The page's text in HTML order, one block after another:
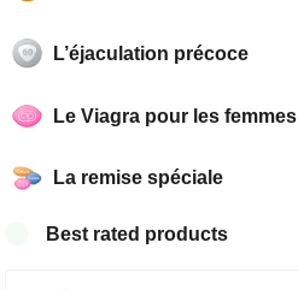
L’éjaculation précoce
Le Viagra pour les femmes
La remise spéciale
Best rated products